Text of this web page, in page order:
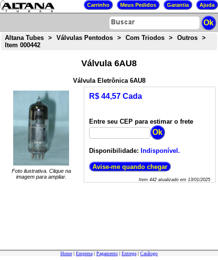
Altana Tubes > Válvulas Pentodos > Com Triodos > Outros
>
Item 000442
Válvula 6AU8
Válvula Eletrônica 6AU8
Foto ilustrativa. Clique na
imagem para ampliar.
R$ 44,57 Cada
Entre seu CEP para estimar o frete
Disponibilidade: Indisponível.
Item 442atualizado em 13/01/2025
Home | Empresa | Pagamento | Entrega | Catálogo